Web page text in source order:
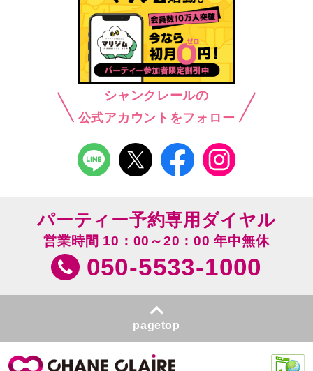
シャンクレールの
公式アカウントをフォロー
パーティー予約専用ダイヤル
営業時間 10：00～20：00 年中無休
050-5533-1000
pagetop